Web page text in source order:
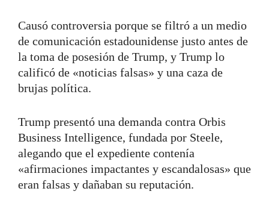
Causó controversia porque se filtró a un medio
de comunicación estadounidense justo antes de
la toma de posesión de Trump, y Trump lo
calificó de «noticias falsas» y una caza de
brujas política.
Trump presentó una demanda contra Orbis
Business Intelligence, fundada por Steele,
alegando que el expediente contenía
«afirmaciones impactantes y escandalosas» que
eran falsas y dañaban su reputación.